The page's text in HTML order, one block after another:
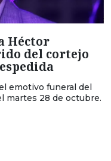
Héctor
del cortejo
emotivo funeral del
martes 28 de octubre.